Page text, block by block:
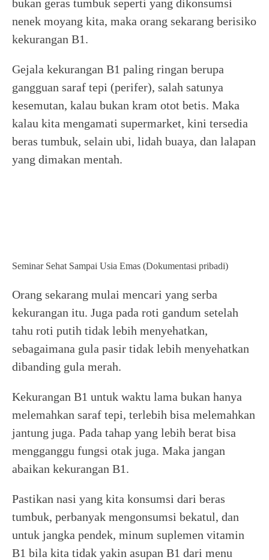
bukan geras tumbuk seperti yang dikonsumsi
nenek moyang kita, maka orang sekarang berisiko
kekurangan B1.
Gejala kekurangan B1 paling ringan berupa
gangguan saraf tepi (perifer), salah satunya
kesemutan, kalau bukan kram otot betis. Maka
kalau kita mengamati supermarket, kini tersedia
beras tumbuk, selain ubi, lidah buaya, dan lalapan
yang dimakan mentah.
Seminar Sehat Sampai Usia Emas (Dokumentasi pribadi)
Orang sekarang mulai mencari yang serba
kekurangan itu. Juga pada roti gandum setelah
tahu roti putih tidak lebih menyehatkan,
sebagaimana gula pasir tidak lebih menyehatkan
dibanding gula merah.
Kekurangan B1 untuk waktu lama bukan hanya
melemahkan saraf tepi, terlebih bisa melemahkan
jantung juga. Pada tahap yang lebih berat bisa
mengganggu fungsi otak juga. Maka jangan
abaikan kekurangan B1.
Pastikan nasi yang kita konsumsi dari beras
tumbuk, perbanyak mengonsumsi bekatul, dan
untuk jangka pendek, minum suplemen vitamin
B1 bila kita tidak yakin asupan B1 dari menu